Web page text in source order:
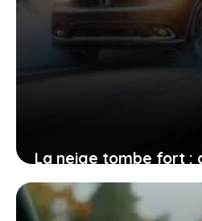
La neige tombe fort :
adapter votre
votre vie et celle des